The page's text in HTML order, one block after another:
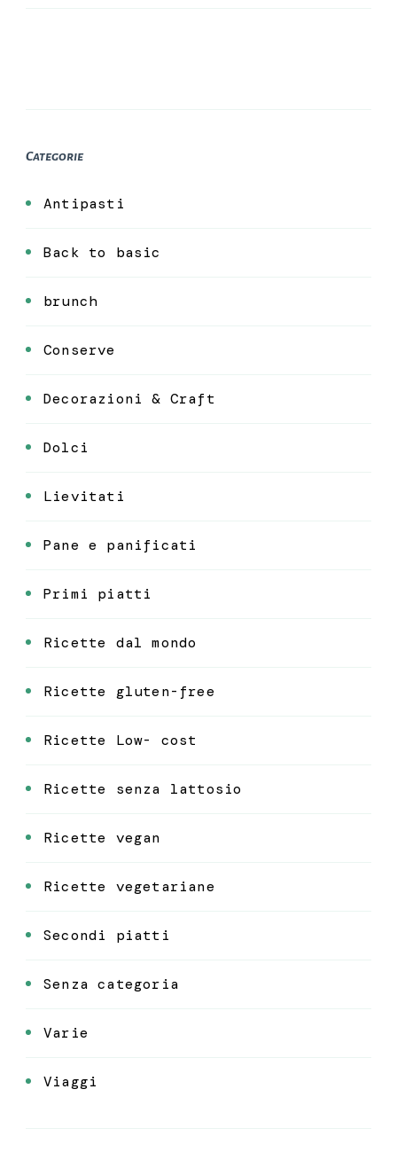
Categorie
Antipasti
Back to basic
brunch
Conserve
Decorazioni & Craft
Dolci
Lievitati
Pane e panificati
Primi piatti
Ricette dal mondo
Ricette gluten-free
Ricette Low- cost
Ricette senza lattosio
Ricette vegan
Ricette vegetariane
Secondi piatti
Senza categoria
Varie
Viaggi